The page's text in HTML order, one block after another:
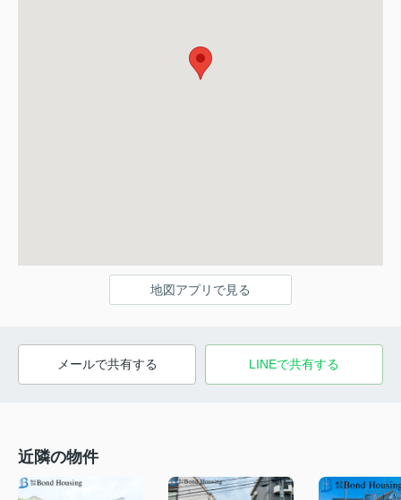
地図アプリで見る
メールで共有する LINEで共有する
近隣の物件